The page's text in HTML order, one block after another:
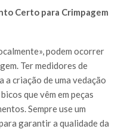
Certo para Crimpagem
podem ocorrer
Ter medidores de
criação de uma vedação
que vêm em peças
Sempre use um
garantir a qualidade da